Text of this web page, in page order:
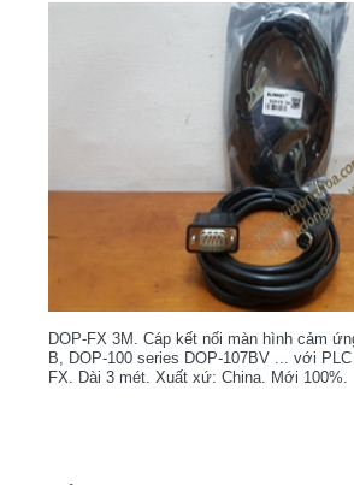
DOP-FX 3M. Cáp kết nối màn hình cảm
B, DOP-100 series DOP-107BV ... với
FX. Dài 3 mét. Xuất xứ: China. Mới 100%.